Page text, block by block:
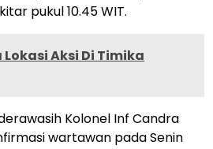
pukul 10.45 WIT.
Lokasi Aksi Di Timika
Kolonel Inf Candra
wartawan pada Senin